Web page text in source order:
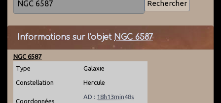
Informations sur l'objet NGC 6587
NGC 6587
Type
Galaxie
Constellation Hercule
Coordonnées
AD : 18h13min48s